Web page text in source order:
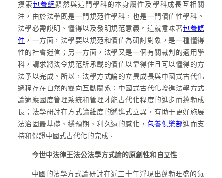
摸索包養網顯然與這門學科的本身屬性及學科成長互相關
注，由於法學既是一門規范性學科，也是一門價值性學科。
法學必需說明、懂得以及發明規范意義。這就意味著包養條
件 ，一方面，法學要以規范和價值為研討對象，是一種懂得
性的社會迷信；另一方面，法學又是一個有關裁判的適用學
科，請求將法令規范所承載的價值以靠得住且可以懂得的方
法予以完成。所以，法學方式論的立異成長與中國式古代化
過程存在自然的雙向互動關系：中國式古代化增進法學方式
論適應國度管理系統和管理才能古代化程度的進步而蓬勃成
長；法學研討在方式論維度的遞進式立異，有助于更好施展
法治固最基礎、穩預期、利久遠的感化， 包養俱樂部進而支
持和保證中國式古代化的完成。
今世中法律王法公法學方式論的原創性和自立性
中國的法學方式論研討在近三十年浮現出蓬勃旺盛的氣